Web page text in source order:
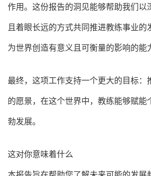
作用。这份报告的洞见能够帮助我们以
且着眼长远的方式共同推进教练事业的
为世界创造有意义且可衡量的影响的能
最终，这项工作支持一个更大的目标：
的愿景，在这个世界中，教练能够赋能
勃发展。
这对你意味着什么